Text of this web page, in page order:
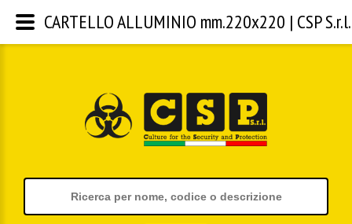
CARTELLO ALLUMINIO mm.220x220 | CSP S.r.l.